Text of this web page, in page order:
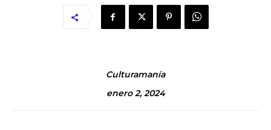
Culturamanía
enero 2, 2024